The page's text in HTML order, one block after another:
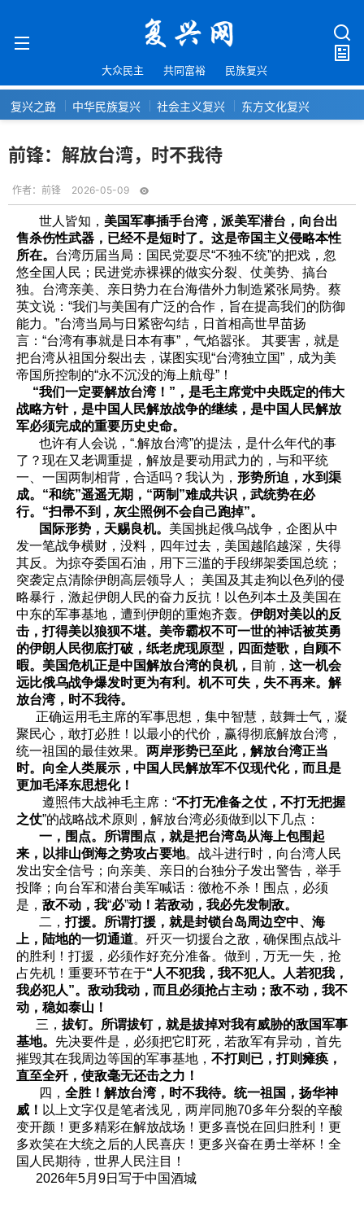
大众民主 共同富裕 民族复兴
复兴之路 中华民族复兴 社会主义复兴 东方文化复兴
前锋：解放台湾，时不我待
作者： 前锋 2026-05-09
世人皆知， 美国军事插手台湾，派美军潜台，向台出
售杀伤性武器，已经不是短时了。这是帝国主义侵略本性
所在。 台湾历届当局：国民党耍尽“不独不统”的把戏，忽
悠全国人民；民进党赤裸裸的做实分裂、仗美势、搞台
独。台湾亲美、亲日势力在台海借外力制造紧张局势。蔡
英文说：“我们与美国有广泛的合作，旨在提高我们的防御
能力。”台湾当局与日紧密勾结，日首相高世早苗扬
言：“台湾有事就是日本有事”，气焰嚣张。 其要害，就是
把台湾从祖国分裂出去，谋图实现“台湾独立国”，成为美
帝国所控制的“永不沉没的海上航母”！
“我们一定要解放台湾！”，是毛主席党中央既定的伟大
战略方针，是中国人民解放战争的继续，是中国人民解放
军必须完成的重要历史史命。
也许有人会说，“.解放台湾”的提法，是什么年代的事
了？现在又老调重提，解放是要动用武力的，与和平统
一、一国两制相背，合适吗？我认为， 形势所迫，水到渠
成。“和统”遥遥无期，“两制”难成共识，武统势在必
行。“扫帚不到，灰尘照例不会自己跑掉”。
国际形势，天赐良机。 美国挑起俄乌战争，企图从中
发一笔战争横财，没料，四年过去，美国越陷越深，失得
其反。为掠夺委国石油，用下三滥的手段绑架委国总统；
突袭定点清除伊朗高层领导人； 美国及其走狗以色列的侵
略暴行，激起伊朗人民的奋力反抗！以色列本土及美国在
中东的军事基地，遭到伊朗的重炮齐轰。 伊朗对美以的反
击，打得美以狼狈不堪。美帝霸权不可一世的神话被英勇
的伊朗人民彻底打破，纸老虎现原型，四面楚歌，自顾不
暇。美国危机正是中国解放台湾的良机， 目前， 这一机会
远比俄乌战争爆发时更为有利。机不可失，失不再来。解
放台湾，时不我待。
正确运用毛主席的军事思想，集中智慧，鼓舞士气，凝
聚民心，敢打必胜！以最小的代价，赢得彻底解放台湾，
统一祖国的最佳效果。 两岸形势已至此，解放台湾正当
时。向全人类展示，中国人民解放军不仅现代化，而且是
更加毛泽东思想化！
遵照伟大战神毛主席：“不打无准备之仗，不打无把握
之仗”的战略战术原则，解放台湾必须做到以下几点：
一，围点。所谓围点，就是把台湾岛从海上包围起
来，以排山倒海之势攻占要地。战斗进行时，向台湾人民
发出安全信号；向亲美、亲日的台独分子发出警告，举手
投降；向台军和潜台美军喊话：徼枪不杀！围点，必须
是， 敌不动，我“必”动！若敌动，我必先发制敌。
二，打援。所谓打援，就是封锁台岛周边空中、海
上，陆地的一切通道。歼灭一切援台之敌，确保围点战斗
的胜利！打援，必须作好充分准备。做到，万无一失，抢
占先机！重要环节在于“人不犯我，我不犯人。人若犯我，
我必犯人”。敌动我动，而且必须抢占主动；敌不动，我不
动，稳如泰山！
三， 拔钉。所谓拔钉，就是拔掉对我有威胁的敌国军事
基地。 先决要件是，必须把它盯死，若敌军有异动，首先
摧毁其在我周边等国的军事基地， 不打则已，打则瘫痪，
直至全歼，使敌毫无还击之力！
四， 全胜！解放台湾，时不我待。统一祖国，扬华神
威！ 以上文字仅是笔者浅见，两岸同胞70多年分裂的辛酸
变开颜！更多精彩在解放战场！更多喜悦在回归胜利！更
多欢笑在大统之后的人民喜庆！更多兴奋在勇士举杯！全
国人民期待，世界人民注目！
2026年5月9日写于中国酒城